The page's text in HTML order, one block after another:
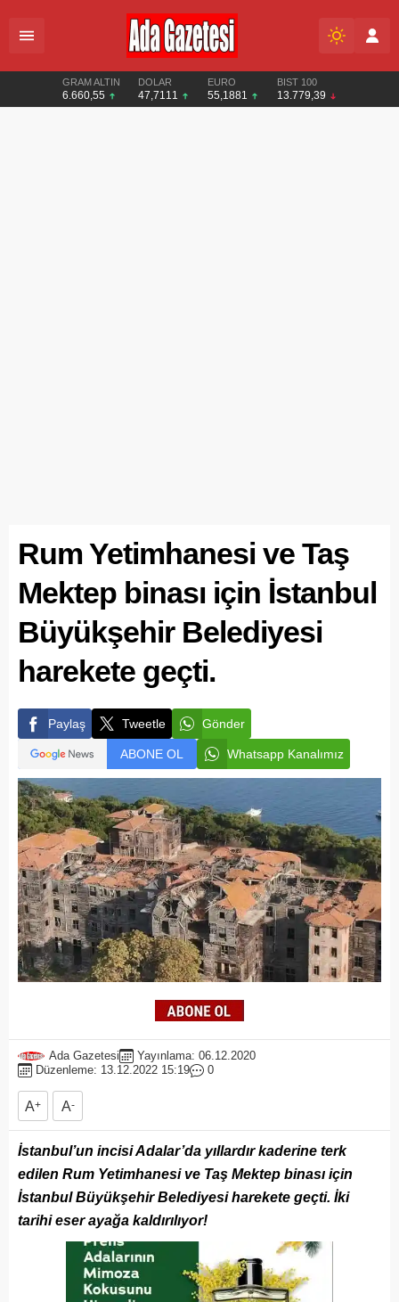
GRAM ALTIN
6.660,55
DOLAR
47,7111
EURO
55,1881
BIST 100
13.779,39
Rum Yetimhanesi ve Taş
Mektep binası için İstanbul
Büyükşehir Belediyesi
harekete geçti.
Paylaş Tweetle Gönder
ABONE OL Whatsapp Kanalımız
Ada Gazetesi
Yayınlama: 06.12.2020
Düzenleme: 13.12.2022 15:19
0
A+ A-
İstanbul’un incisi Adalar’da yıllardır kaderine terk
edilen Rum Yetimhanesi ve Taş Mektep binası için
İstanbul Büyükşehir Belediyesi harekete geçti. İki
tarihi eser ayağa kaldırılıyor!